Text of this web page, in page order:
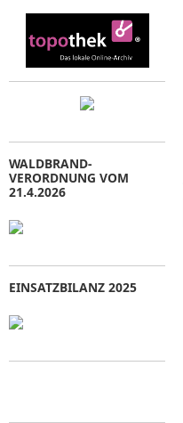
WALDBRAND-
VERORDNUNG VOM
21.4.2026
EINSATZBILANZ 2025